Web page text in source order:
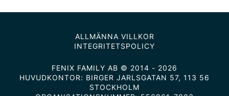
ALLMÄNNA VILLKOR
INTEGRITETSPOLICY
FENIX FAMILY AB © 2014 - 2026
HUVUDKONTOR: BIRGER JARLSGATAN 57, 113 56
STOCKHOLM